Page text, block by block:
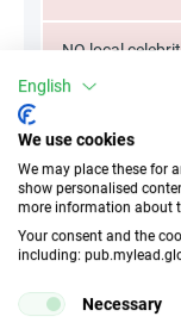
NO local
Atributos
Dispositivos
English
We use cookies
We may place these for
show personalised
more information about
Your consent and the
including:
Necessary